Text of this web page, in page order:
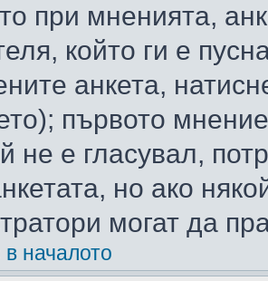
при мненията,
който ги е
анкета,
първото
не е гласувал,
но ако
могат да
началото